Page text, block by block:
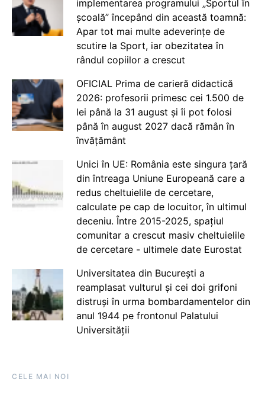
implementarea programului „Sportul în
școală” începând din această toamnă:
Apar tot mai multe adeverințe de
scutire la Sport, iar obezitatea în
rândul copiilor a crescut
OFICIAL Prima de carieră didactică
2026: profesorii primesc cei 1.500 de
lei până la 31 august și îi pot folosi
până în august 2027 dacă rămân în
învățământ
Unici în UE: România este singura țară
din întreaga Uniune Europeană care a
redus cheltuielile de cercetare,
calculate pe cap de locuitor, în ultimul
deceniu. Între 2015-2025, spațiul
comunitar a crescut masiv cheltuielile
de cercetare - ultimele date Eurostat
Universitatea din București a
reamplasat vulturul și cei doi grifoni
distruși în urma bombardamentelor din
anul 1944 pe frontonul Palatului
Universității
CELE MAI NOI